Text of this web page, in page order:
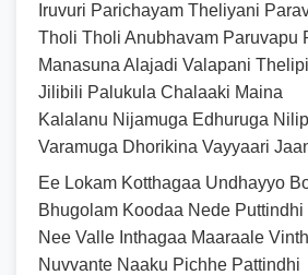
Iruvuri Parichayam Theliyani
Tholi Tholi Anubhavam Paruvapu
Manasuna Alajadi Valapani
Jilibili Palukula Chalaaki Maina
Kalalanu Nijamuga Edhuruga
Varamuga Dhorikina Vayyaari
Ee Lokam Kotthagaa Undhayyo
Bhugolam Koodaa Nede Puttindhi
Nee Valle Inthagaa Maaraale
Nuvvante Naaku Pichhe Pattindhi